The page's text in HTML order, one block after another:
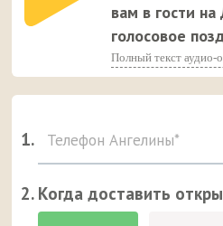
вам в гости
голосовое
Полный текст аудио-
1.
2. Когда доставить